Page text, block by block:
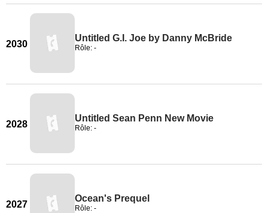
2030
Untitled G.I. Joe by Danny McBride
Rôle: -
2028
Untitled Sean Penn New Movie
Rôle: -
2027
Ocean's Prequel
Rôle: -